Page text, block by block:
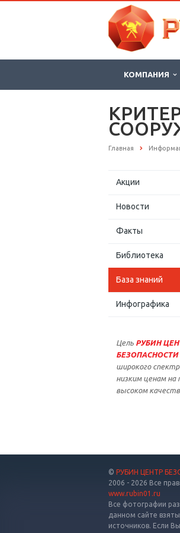
КОМПАНИЯ
Главная
Акции
Новости
Факты
Библиотека
База знаний
Инфографика
Цель РУБИН
БЕЗОПАСНОСТИ
широкого
низким ценам на
высоком
© РУБИН ЦЕНТР
2006 - 2026 Все
www.rubin01.ru
Все фотографии
данном сайте
источников. Если